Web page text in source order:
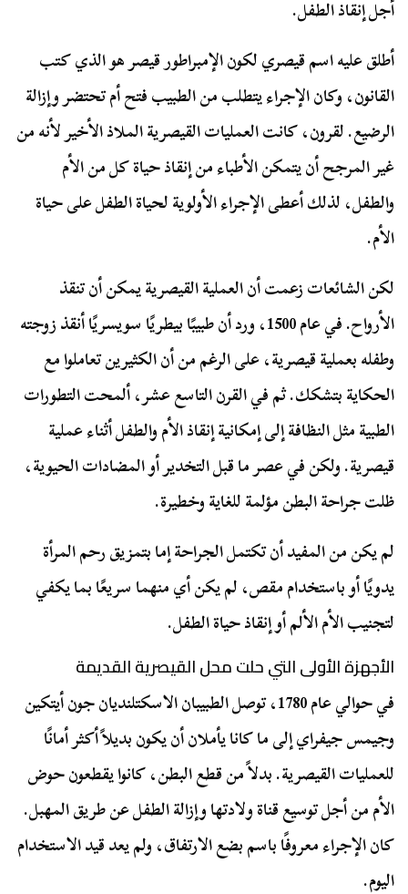
أجل إنقاذ الطفل.
أطلق عليه اسم قيصري لكون الإمبراطور قيصر هو الذي كتب
القانون، وكان الإجراء يتطلب من الطبيب فتح أم تحتضر وإزالة
الرضيع. لقرون، كانت العمليات القيصرية الملاذ الأخير لأنه من
غير المرجح أن يتمكن الأطباء من إنقاذ حياة كل من الأم
والطفل، لذلك أعطى الإجراء الأولوية لحياة الطفل على حياة
الأم.
لكن الشائعات زعمت أن العملية القيصرية يمكن أن تنقذ
الأرواح. في عام 1500، ورد أن طبيبًا بيطريًا سويسريًا أنقذ زوجته
وطفله بعملية قيصرية، على الرغم من أن الكثيرين تعاملوا مع
الحكاية بتشكك. ثم في القرن التاسع عشر، ألمحت التطورات
الطبية مثل النظافة إلى إمكانية إنقاذ الأم والطفل أثناء عملية
قيصرية. ولكن في عصر ما قبل التخدير أو المضادات الحيوية،
ظلت جراحة البطن مؤلمة للغاية وخطيرة.
لم يكن من المفيد أن تكتمل الجراحة إما بتمزيق رحم المرأة
يدويًا أو باستخدام مقص، لم يكن أي منهما سريعًا بما يكفي
لتجنيب الأم الألم أو إنقاذ حياة الطفل.
الأجهزة الأولى التي حلت محل القيصرية القديمة
في حوالي عام 1780، توصل الطبيبان الاسكتلنديان جون أيتكين
وجيمس جيفراي إلى ما كانا يأملان أن يكون بديلاً أكثر أمانًا
للعمليات القيصرية. بدلاً من قطع البطن، كانوا يقطعون حوض
الأم من أجل توسيع قناة ولادتها وإزالة الطفل عن طريق المهبل.
كان الإجراء معروفًا باسم بضع الارتفاق، ولم يعد قيد الاستخدام
اليوم.